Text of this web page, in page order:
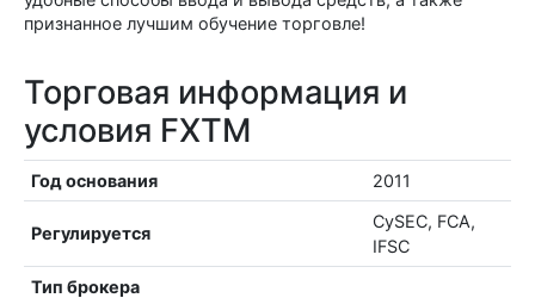
признанное лучшим обучение торговле!
Торговая информация и
условия FXTM
Год основания 2011
Регулируется
CySEC, FCA,
IFSC
Тип брокера